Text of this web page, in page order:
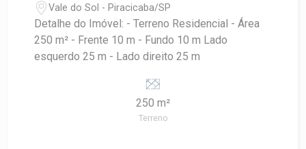
em contato para mais informações e agende uma
visita!
Vale do Sol - Piracicaba/SP
Detalhe do Imóvel: - Terreno Residencial - Área
250 m² - Frente 10 m - Fundo 10 m Lado
esquerdo 25 m - Lado direito 25 m
250 m²
Terreno